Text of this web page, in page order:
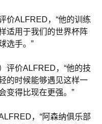
价ALFRED，“他的训练
适用于我们的世界杯阵
选手。”
评价ALFRED，“他的技
的时候能够遇见这样一
变得比现在更强。”
，“阿森纳俱乐部